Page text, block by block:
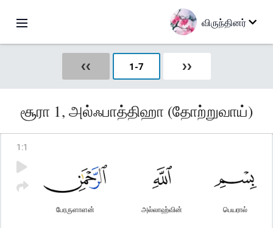
விருந்தினர்
❮❮ 1-7 ❯❯
சூரா 1, அல்ஃபாத்திஹா (தோற்றுவாய்)
1 :1
பெயரால்
அல்லாஹ்வின்
பேரருளாளன்